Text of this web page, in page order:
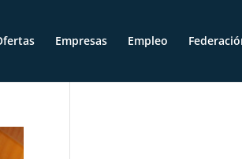
Empresas Empleo